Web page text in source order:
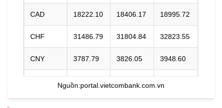
CAD 18222.10 18406.17 18995.72
CHF 31486.79 31804.84 32823.55
CNY 3787.79 3826.05 3948.60
Nguồn:portal.vietcombank.com.vn